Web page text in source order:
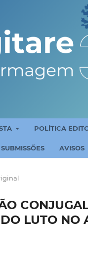
POLÍTICA
SUBMISSÕES AVISOS
LUTO NO